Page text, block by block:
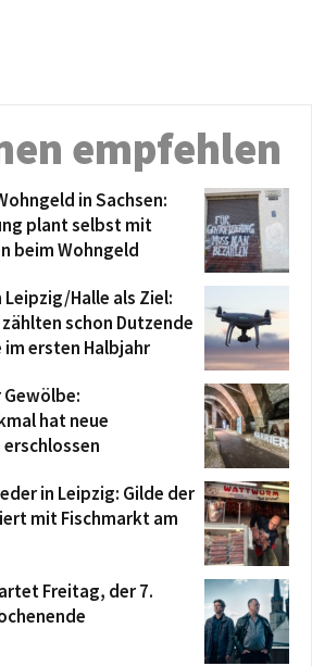
empfehlen
in Sachsen:
plant selbst mit
beim Wohngeld
Halle als Ziel:
schon Dutzende
ersten Halbjahr
Gewölbe:
hat neue
in Leipzig: Gilde der
mit Fischmarkt am
Freitag, der 7.